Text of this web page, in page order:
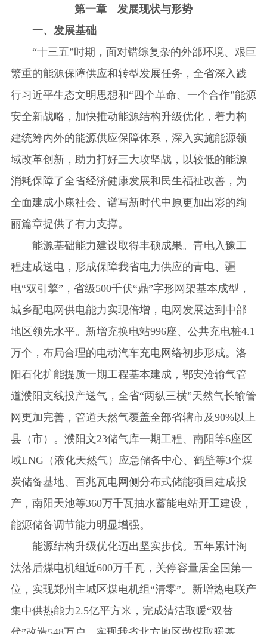
第一章 发展现状与形势
一、发展基础
“十三五”时期，面对错综复杂的外部环境、艰巨
繁重的能源保障供应和转型发展任务，全省深入践
行习近平生态文明思想和“四个革命、一个合作”能源
安全新战略，加快推动能源结构升级优化，着力构
建统筹内外的能源供应保障体系，深入实施能源领
域改革创新，助力打好三大攻坚战，以较低的能源
消耗保障了全省经济健康发展和民生福祉改善，为
全面建成小康社会、谱写新时代中原更加出彩的绚
丽篇章提供了有力支撑。
能源基础能力建设取得丰硕成果。青电入豫工
程建成送电，形成保障我省电力供应的青电、疆
电“双引擎”，省级500千伏“鼎”字形网架基本成型，
城乡配电网供电能力实现倍增，电网发展达到中部
地区领先水平。新增充换电站996座、公共充电桩4.1
万个，布局合理的电动汽车充电网络初步形成。洛
阳石化扩能提质一期工程基本建成，鄂安沧输气管
道濮阳支线投产送气，全省“两纵三横”天然气长输管
网更加完善，管道天然气覆盖全部省辖市及90%以上
县（市）。濮阳文23储气库一期工程、南阳等6座区
域LNG（液化天然气）应急储备中心、鹤壁等3个煤
炭储备基地、百兆瓦电网侧分布式储能项目建成投
产，南阳天池等360万千瓦抽水蓄能电站开工建设，
能源储备调节能力明显增强。
能源结构升级优化迈出坚实步伐。五年累计淘
汰落后煤电机组近600万千瓦，关停容量居全国第一
位，实现郑州主城区煤电机组“清零”。新增热电联产
集中供热能力2.5亿平方米，完成清洁取暖“双替